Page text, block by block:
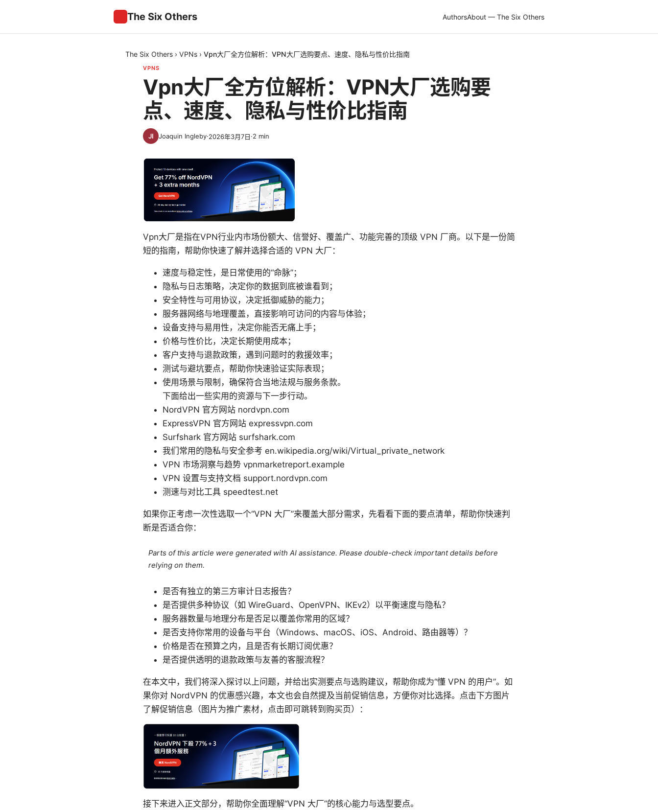
The Six Others AuthorsAbout — The Six Others
The Six Others › VPNs › Vpn大厂全方位解析：VPN大厂选购要点、速度、隐私与性价比指南
VPNS
Vpn大厂全方位解析：VPN大厂选购要
点、速度、隐私与性价比指南
Joaquin Ingleby·2026年3月7日·2 min
Vpn大厂是指在VPN行业内市场份额大、信誉好、覆盖广、功能完善的顶级 VPN 厂商。以下是一份简
短的指南，帮助你快速了解并选择合适的 VPN 大厂：
速度与稳定性，是日常使用的“命脉”；
隐私与日志策略，决定你的数据到底被谁看到；
安全特性与可用协议，决定抵御威胁的能力；
服务器网络与地理覆盖，直接影响可访问的内容与体验；
设备支持与易用性，决定你能否无痛上手；
价格与性价比，决定长期使用成本；
客户支持与退款政策，遇到问题时的救援效率；
测试与避坑要点，帮助你快速验证实际表现；
使用场景与限制，确保符合当地法规与服务条款。
下面给出一些实用的资源与下一步行动。
NordVPN 官方网站 nordvpn.com
ExpressVPN 官方网站 expressvpn.com
Surfshark 官方网站 surfshark.com
我们常用的隐私与安全参考 en.wikipedia.org/wiki/Virtual_private_network
VPN 市场洞察与趋势 vpnmarketreport.example
VPN 设置与支持文档 support.nordvpn.com
测速与对比工具 speedtest.net
如果你正考虑一次性选取一个“VPN 大厂”来覆盖大部分需求，先看看下面的要点清单，帮助你快速判
断是否适合你：
Parts of this article were generated with AI assistance. Please double-check important details before
relying on them.
是否有独立的第三方审计日志报告？
是否提供多种协议（如 WireGuard、OpenVPN、IKEv2）以平衡速度与隐私？
服务器数量与地理分布是否足以覆盖你常用的区域？
是否支持你常用的设备与平台（Windows、macOS、iOS、Android、路由器等）？
价格是否在预算之内，且是否有长期订阅优惠？
是否提供透明的退款政策与友善的客服流程？
在本文中，我们将深入探讨以上问题，并给出实测要点与选购建议，帮助你成为“懂 VPN 的用户”。如
果你对 NordVPN 的优惠感兴趣，本文也会自然提及当前促销信息，方便你对比选择。点击下方图片
了解促销信息（图片为推广素材，点击即可跳转到购买页）：
接下来进入正文部分，帮助你全面理解“VPN 大厂”的核心能力与选型要点。